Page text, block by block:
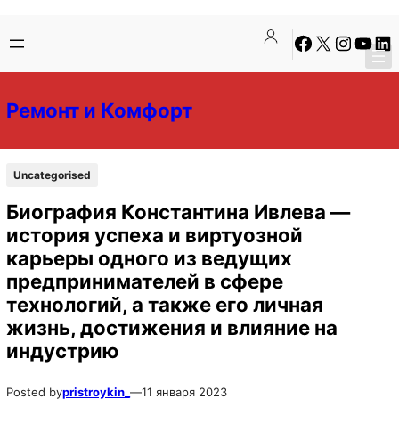
содержимому
содержимому
Facebook
X Instagram
Ремонт и Комфорт
Uncategorised
Биография Константина Ивлева —
история успеха и виртуозной
карьеры одного из ведущих
предпринимателей в сфере
технологий, а также его личная
жизнь, достижения и влияние на
индустрию
Posted bypristroykin_ —11 января 2023